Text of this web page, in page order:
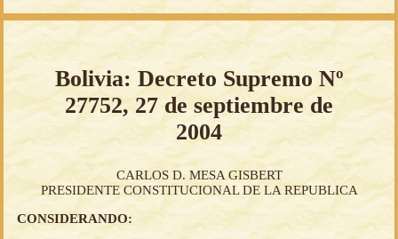
Bolivia: Decreto Supremo Nº
27752, 27 de septiembre de
2004
CARLOS D. MESA GISBERT
PRESIDENTE CONSTITUCIONAL DE LA REPUBLICA
CONSIDERANDO: